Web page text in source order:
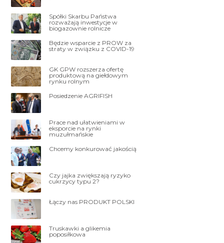
Spółki Skarbu Państwa
rozważają inwestycje w
biogazownie rolnicze
Będzie wsparcie z PROW za
straty w związku z COVID-19
GK GPW rozszerza ofertę
produktową na giełdowym
rynku rolnym
Posiedzenie AGRIFISH
Prace nad ułatwieniami w
eksporcie na rynki
muzułmańskie
Chcemy konkurować jakością
Czy jajka zwiększają ryzyko
cukrzycy typu 2?
Łączy nas PRODUKT POLSKI
Truskawki a glikemia
poposiłkowa